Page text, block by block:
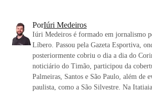
PorIúri Medeiros
Iúri Medeiros é formado em jornalismo
Líbero. Passou pela Gazeta Esportiva,
posteriormente cobriu o dia a dia do
noticiário do Timão, participou da
Palmeiras, Santos e São Paulo, além de
paulista, como a São Silvestre. Na